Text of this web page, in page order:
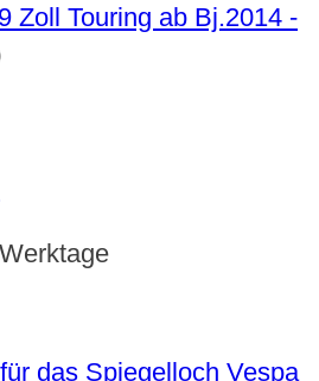
Zoll Touring ab Bj.2014 -